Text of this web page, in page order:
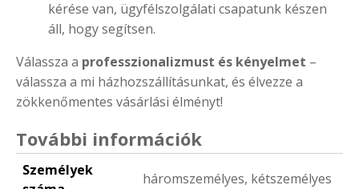
kérése van, ügyfélszolgálati csapatunk készen
áll, hogy segítsen.
Válassza a professzionalizmust és kényelmet –
válassza a mi házhozszállításunkat, és élvezze a
zökkenőmentes vásárlási élményt!
További információk
Személyek
háromszemélyes, kétszemélyes